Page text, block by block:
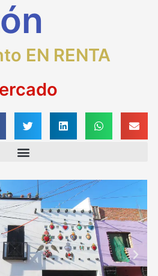
EN RENTA